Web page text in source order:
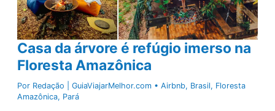
Casa da árvore é refúgio imerso na
Floresta Amazônica
Por Redação | GuiaViajarMelhor.com •Airbnb, Brasil, Floresta
Amazônica, Pará